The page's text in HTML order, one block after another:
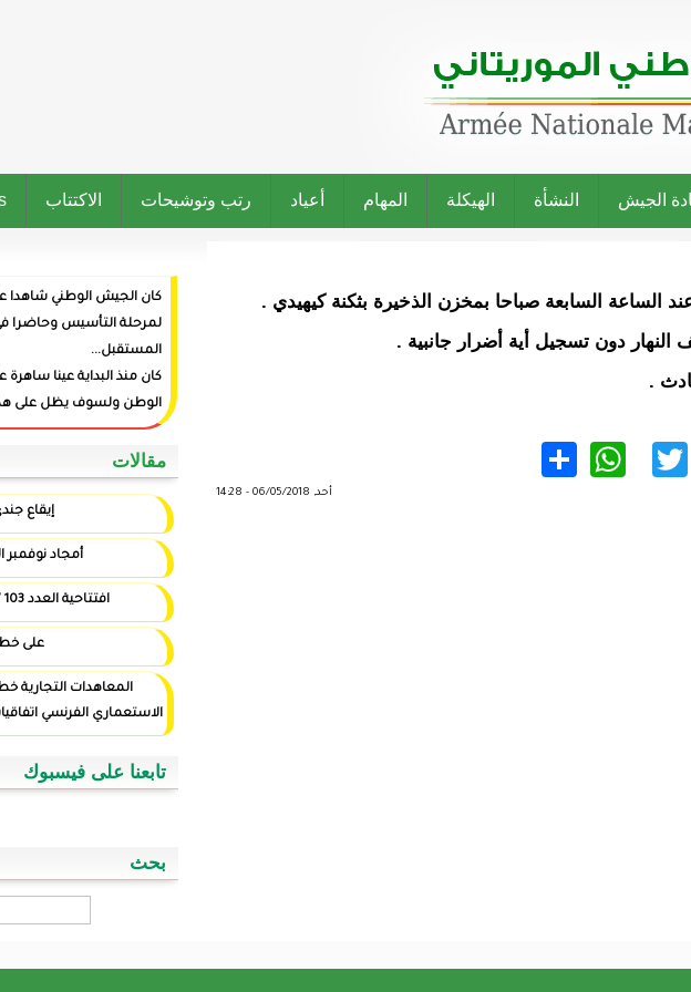
الجيش النشأة الهيكلة المهام أعياد رتب وتوشيحات الاكتتاب
دون تسجيل أية أضرار جانبية .
.
Facebook
Twitter
WhatsApp
أحد, 06/05/2018 - 14:28
كان الجيش الوطني شاهدا
لمرحلة التأسيس وحاضرا
المستقبل...
كان منذ البداية عينا
الوطن ولسوف يظل على
‏مقالات
إيقاع
أمجاد
افتتاحية العدد 103 "وطن... في أيد أمينة"
على
المعاهدات التجارية
الاستعماري الفرنسي
تابعنا على فيسبوك
بحث